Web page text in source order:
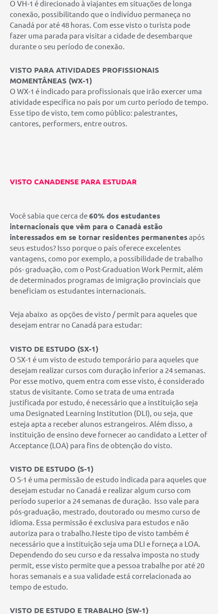
O VH-1 é direcionado à viajantes em situações de longa
conexão, possibilitando que o indivíduo permaneça no
Canadá por até 48 horas. Com esse visto o turista pode
fazer uma parada para visitar a cidade de desembarque
durante o seu período de conexão.
VISTO PARA ATIVIDADES PROFISSIONAIS
MOMENTÂNEAS (WX-1)
O WX-1 é indicado para profissionais que irão exercer uma
atividade específica no país por um curto período de tempo.
Esse tipo de visto, tem como público: palestrantes,
cantores, performers, entre outros.
VISTO CANADENSE PARA ESTUDAR
Você sabia que cerca de60% dos estudantes
internacionais que vêm para o Canadá estão
interessados em se tornar residentes permanentesapós
seus estudos? Isso porque o país oferece excelentes
vantagens, como por exemplo, a possibilidade de trabalho
pós- graduação, com o Post-Graduation Work Permit, além
de determinados programas de imigração provinciais que
beneficiam os estudantes internacionais.
Veja abaixo as opções de visto / permit para aqueles que
desejam entrar no Canadá para estudar:
VISTO DE ESTUDO (SX-1)
O SX-1 é um visto de estudo temporário para aqueles que
desejam realizar cursos com duração inferior a 24 semanas.
Por esse motivo, quem entra com esse visto, é considerado
status de visitante. Como se trata de uma entrada
justificada por estudo, é necessário que a instituição seja
uma Designated Learning Institution (DLI), ou seja, que
esteja apta a receber alunos estrangeiros. Além disso, a
instituição de ensino deve fornecer ao candidato a Letter of
Acceptance (LOA) para fins de obtenção do visto.
VISTO DE ESTUDO (S-1)
O S-1 é uma permissão de estudo indicada para aqueles que
desejam estudar no Canadá e realizar algum curso com
período superior a 24 semanas de duração. Isso vale para
pós-graduação, mestrado, doutorado ou mesmo curso de
idioma. Essa permissão é exclusiva para estudos e não
autoriza para o trabalho.Neste tipo de visto também é
necessário que a instituição seja uma DLI e forneça a LOA.
Dependendo do seu curso e da ressalva imposta no study
permit, esse visto permite que a pessoa trabalhe por até 20
horas semanais e a sua validade está correlacionada ao
tempo de estudo.
VISTO DE ESTUDO E TRABALHO (SW-1)